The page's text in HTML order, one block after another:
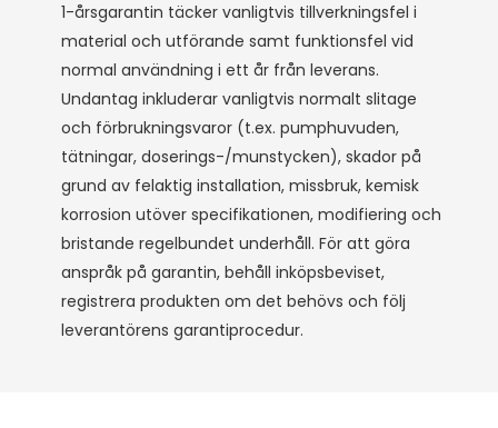
1-årsgarantin täcker vanligtvis tillverkningsfel i
material och utförande samt funktionsfel vid
normal användning i ett år från leverans.
Undantag inkluderar vanligtvis normalt slitage
och förbrukningsvaror (t.ex. pumphuvuden,
tätningar, doserings-/munstycken), skador på
grund av felaktig installation, missbruk, kemisk
korrosion utöver specifikationen, modifiering och
bristande regelbundet underhåll. För att göra
anspråk på garantin, behåll inköpsbeviset,
registrera produkten om det behövs och följ
leverantörens garantiprocedur.